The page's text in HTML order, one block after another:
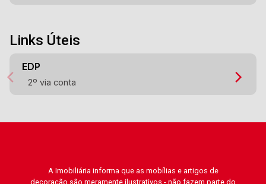
Links Úteis
EDP
2º via conta
A Imobiliária informa que as mobílias e artigos de
decoração são meramente ilustrativos - não fazem parte do